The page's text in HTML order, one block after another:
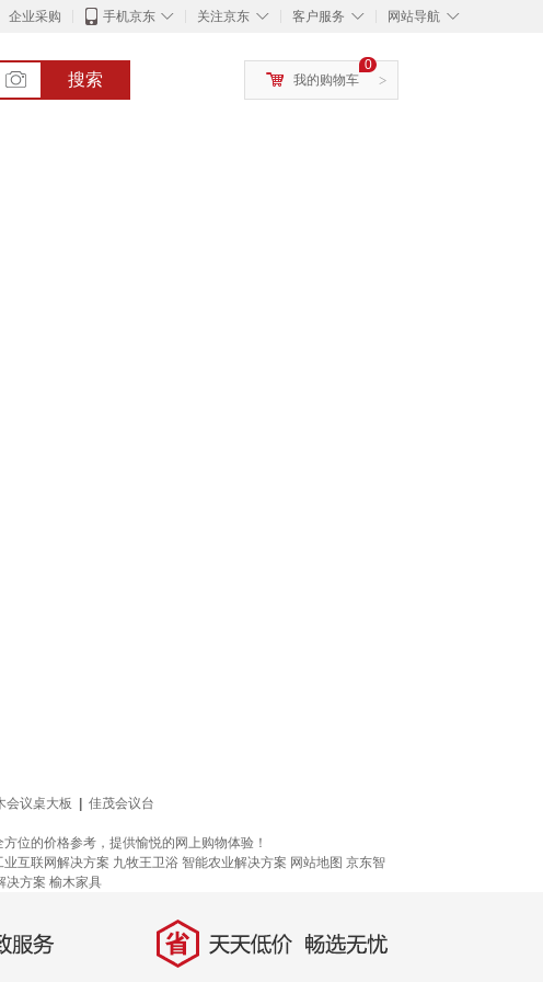
企业采购 ◇
手机京东 ◇
关注京东 ◇
客户服务 ◇
网站导航
搜索 >
0
我的购物车
会议桌大板
佳茂会议台
位的价格参考，提供愉悦的网上购物体验！
业互联网解决方案 九牧王卫浴 智能农业解决方案 网站地图 京东智
决方案 榆木家具
务 省 天天低价，畅选无忧